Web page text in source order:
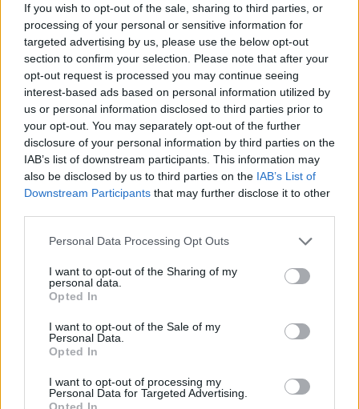
If you wish to opt-out of the sale, sharing to third parties, or
processing of your personal or sensitive information for
targeted advertising by us, please use the below opt-out
section to confirm your selection. Please note that after your
opt-out request is processed you may continue seeing
interest-based ads based on personal information utilized by
us or personal information disclosed to third parties prior to
your opt-out. You may separately opt-out of the further
disclosure of your personal information by third parties on the
IAB’s list of downstream participants. This information may
also be disclosed by us to third parties on the IAB’s List of
Downstream Participants that may further disclose it to other
Please note that this website/app uses one or more Google
not limited to your visit or usage behaviour. You may click to
grant or deny consent to Google and its third-party tags to
use your data for below specified purposes in below Google
consent section.
Personal Data Processing Opt Outs
I want to opt-out of the Sharing of my
personal data.
Opted In
I want to opt-out of the Sale of my
Personal Data.
Opted In
I want to opt-out of processing my
Personal Data for Targeted Advertising.
Opted In
Szélvédőcsíkbelülre(vektorosbanitt)
Felirat (vektorosbanitt)